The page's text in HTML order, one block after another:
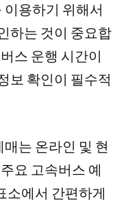
용하기 위해서
하는 것이 중요합
스 운행 시간이
보 확인이 필수적
는 온라인 및 현
요 고속버스 예
소에서 간편하게